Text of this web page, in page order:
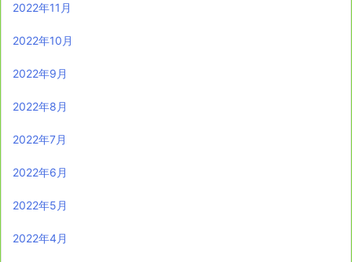
2022年11月
2022年10月
2022年9月
2022年8月
2022年7月
2022年6月
2022年5月
2022年4月